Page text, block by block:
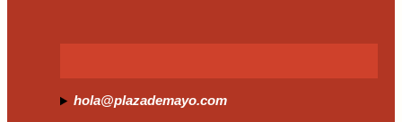
hola@plazademayo.com